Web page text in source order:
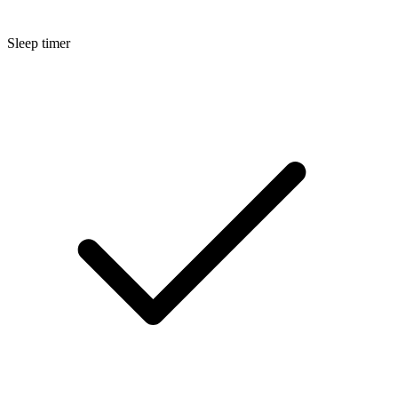
Sleep timer